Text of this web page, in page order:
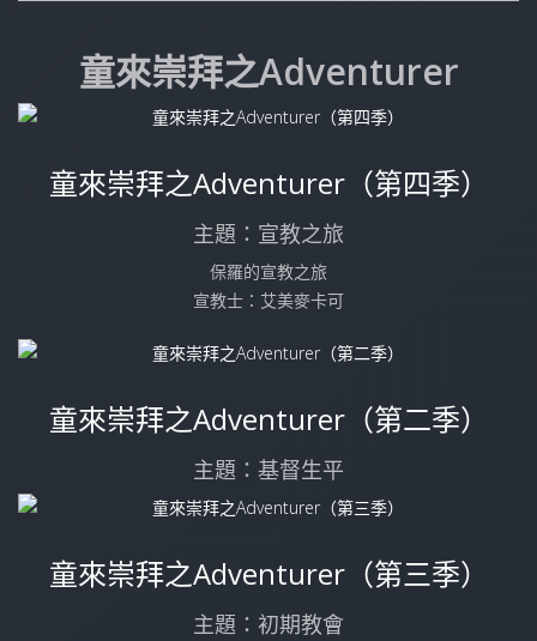
童來崇拜之Adventurer
童來崇拜之Adventurer（第四季）
主題：宣教之旅
保羅的宣教之旅
宣教士：艾美麥卡可
童來崇拜之Adventurer（第二季）
主題：基督生平
童來崇拜之Adventurer（第三季）
主題：初期教會